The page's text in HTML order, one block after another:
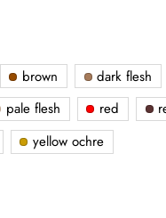
brown dark flesh
pale flesh red
yellow ochre